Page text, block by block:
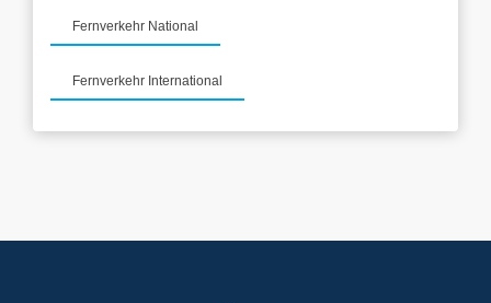
unbefristetes Beschäftigungsverhältnis. - der Einsatz erfolgt
im nationalen und internationalen Fernverkehr auf Sattelzug.
- Montag – Freitag ( Ausnahmen nur nach freiwilliger
- ordentliches Brutto, plus Länder Spesen und Zuschläge,
Tankgutschein - modernster Fuhrpark - Arbeitsklamotten,
Ihre Aufgaben: - Transporte im Nah- und Fernverkehr -
Fernverkehr National
Fernverkehr International